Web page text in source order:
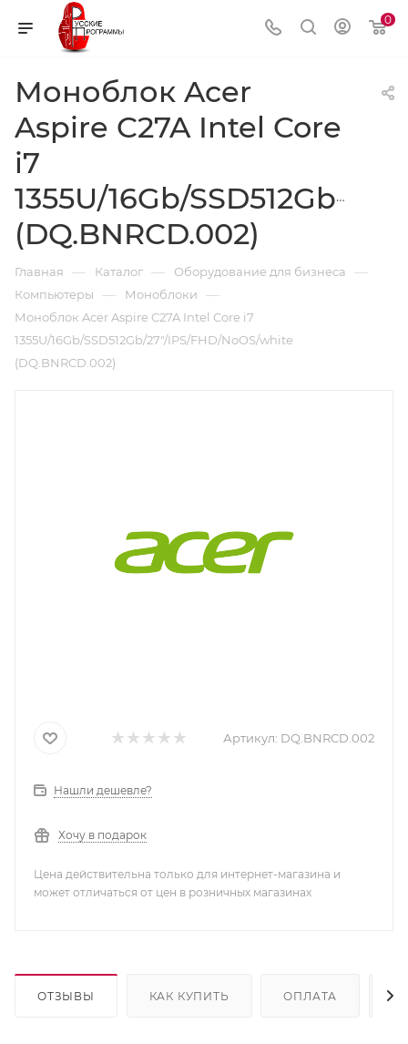
0
Моноблок Acer
Aspire C27A Intel Core
i7
1355U/16Gb/SSD512Gb/
(DQ.BNRCD.002)
Главная — Каталог — Оборудование для бизнеса —
Компьютеры — Моноблоки —
Моноблок Acer Aspire C27A Intel Core i7
1355U/16Gb/SSD512Gb/27"/IPS/FHD/NoOS/white
(DQ.BNRCD.002)
Артикул: DQ.BNRCD.002
Нашли дешевле?
Хочу в подарок
Цена действительна только для интернет-магазина и
может отличаться от цен в розничных магазинах
ОТЗЫВЫ КАК КУПИТЬ ОПЛАТА